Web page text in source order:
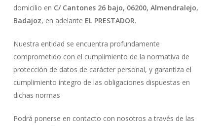
domicilio en C/ Cantones 26 bajo, 06200, Almendralejo,
Badajoz, en adelante EL PRESTADOR.
Nuestra entidad se encuentra profundamente
comprometido con el cumplimiento de la normativa de
protección de datos de carácter personal, y garantiza el
cumplimiento íntegro de las obligaciones dispuestas en
dichas normas
Podrá ponerse en contacto con nosotros a través de las